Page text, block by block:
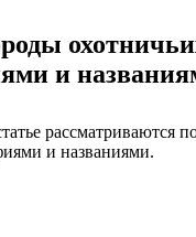
и
рассматриваются
и названиями.